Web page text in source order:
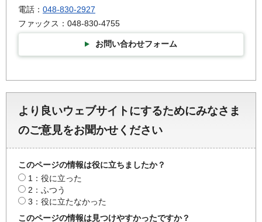
電話： 048-830-2927
ファックス：048-830-4755
お問い合わせフォーム
より良いウェブサイトにするためにみなさま
のご意見をお聞かせください
このページの情報は役に立ちましたか？
1：役に立った
2：ふつう
3：役に立たなかった
このページの情報は見つけやすかったですか？